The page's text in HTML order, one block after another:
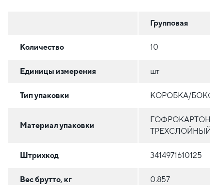
Групповая
Количество 10
Единицы измерения шт
Тип упаковки КОРОБКА/БОКС
Материал упаковки
ГОФРОКАРТОН
ТРЕХСЛОЙНЫЙ
Штрихкод 3414971610125
Вес брутто, кг 0.857